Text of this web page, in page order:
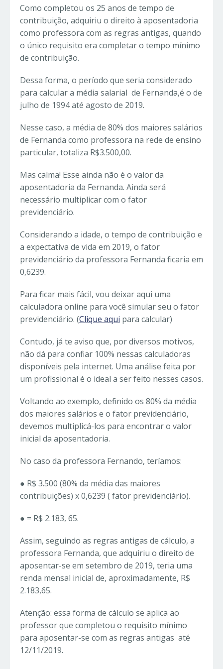
Como completou os 25 anos de tempo de
contribuição, adquiriu o direito à aposentadoria
como professora com as regras antigas, quando
o único requisito era completar o tempo mínimo
de contribuição.
Dessa forma, o período que seria considerado
para calcular a média salarial de Fernanda,é o de
julho de 1994 até agosto de 2019.
Nesse caso, a média de 80% dos maiores salários
de Fernanda como professora na rede de ensino
particular, totaliza R$3.500,00.
Mas calma! Esse ainda não é o valor da
aposentadoria da Fernanda. Ainda será
necessário multiplicar com o fator
previdenciário.
Considerando a idade, o tempo de contribuição e
a expectativa de vida em 2019, o fator
previdenciário da professora Fernanda ficaria em
0,6239.
Para ficar mais fácil, vou deixar aqui uma
calculadora online para você simular seu o fator
previdenciário. (Clique aqui para calcular)
Contudo, já te aviso que, por diversos motivos,
não dá para confiar 100% nessas calculadoras
disponíveis pela internet. Uma análise feita por
um profissional é o ideal a ser feito nesses casos.
Voltando ao exemplo, definido os 80% da média
dos maiores salários e o fator previdenciário,
devemos multiplicá-los para encontrar o valor
inicial da aposentadoria.
No caso da professora Fernando, teríamos:
● R$ 3.500 (80% da média das maiores
contribuições) x 0,6239 ( fator previdenciário).
● = R$ 2.183, 65.
Assim, seguindo as regras antigas de cálculo, a
professora Fernanda, que adquiriu o direito de
aposentar-se em setembro de 2019, teria uma
renda mensal inicial de, aproximadamente, R$
2.183,65.
Atenção: essa forma de cálculo se aplica ao
professor que completou o requisito mínimo
para aposentar-se com as regras antigas até
12/11/2019.